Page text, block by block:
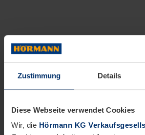
Zustimmung Details
Diese Webseite verwendet Cookies
Wir, die Hörmann KG